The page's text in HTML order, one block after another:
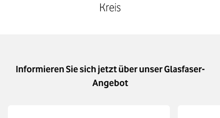
Kreis
Informieren Sie sich jetzt über unser Glasfaser-
Angebot